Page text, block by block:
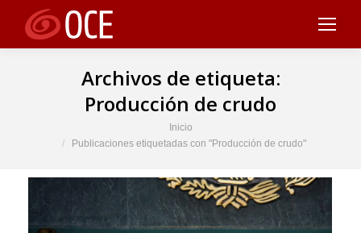
Archivos de etiqueta:
Producción de crudo
Inicio
Publicaciones etiquetadas con "Producción de crudo"